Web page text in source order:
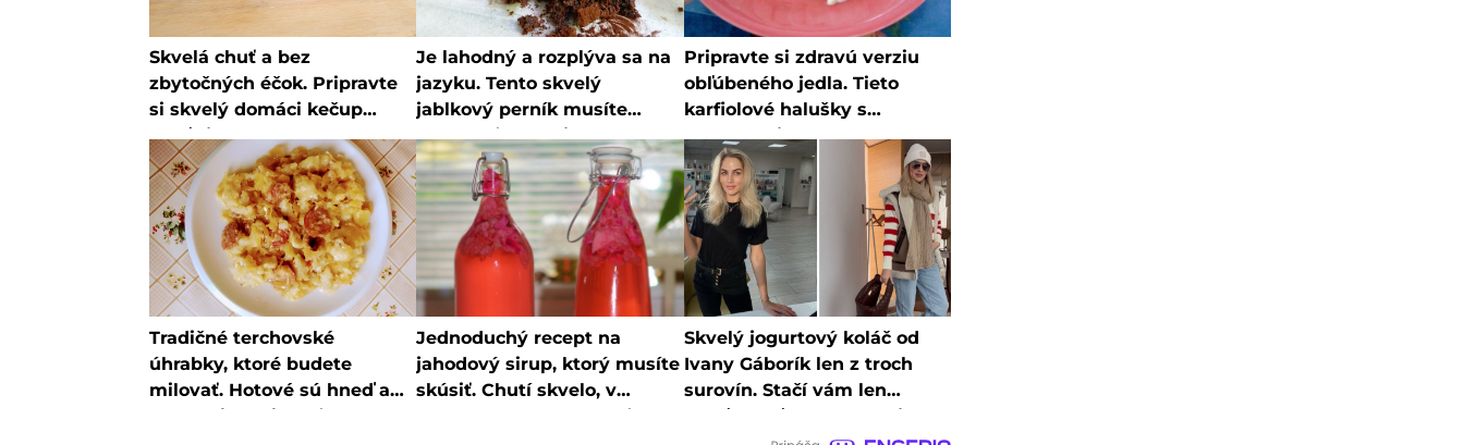
Skvelá chuť a bez
zbytočných éčok. Pripravte
si skvelý domáci kečup
podľa jednoduchého
receptu, ktorý zvládne
naozaj každý
Je lahodný a rozplýva sa na
jazyku. Tento skvelý
jablkový perník musíte
vyskúšať, cesto je až
smiešne jednoduché
Pripravte si zdravú verziu
obľúbeného jedla. Tieto
karfiolové halušky s
bryndzou jednoznačne
musíte vyskúšať
Tradičné terchovské
úhrabky, ktoré budete
milovať. Hotové sú hneď a
budete ich milovať
Jednoduchý recept na
jahodový sirup, ktorý musíte
skúsiť. Chutí skvelo, v
obchode ho už kupovať
Skvelý jogurtový koláč od
Ivany Gáborík len z troch
surovín. Stačí vám len
chvíľka voľného času a je